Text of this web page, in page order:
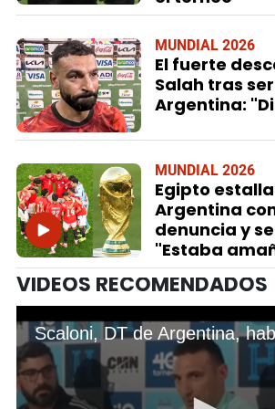
MUNDIAL 2026
El fuerte
Salah tras
Argentina:
MUNDIAL 2026
Egipto
Argentina
denuncia y
"Estaba
VIDEOS RECOMENDADOS